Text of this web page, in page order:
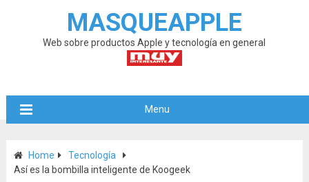
MASQUEAPPLE
Web sobre productos Apple y tecnología en general
Menu
Home
Tecnología
Así es la bombilla inteligente de Koogeek